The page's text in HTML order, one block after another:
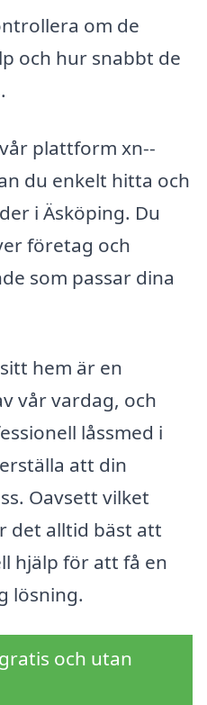
om de
och hur snabbt de
plattform xn--
du enkelt hitta och
i Äsköping. Du
företag och
som passar dina
hem är en
vår vardag, och
låssmed i
att din
Oavsett vilket
det alltid bäst att
hjälp för att få en
lösning.
och utan